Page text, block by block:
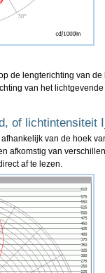
de lengterichting van
van het
of lichtintensiteit
afhankelijk van de hoek
afkomstig van
af te lezen.